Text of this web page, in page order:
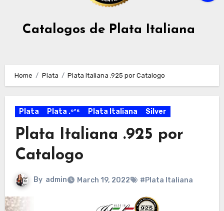
Catalogos de Plata Italiana
Home Plata Plata Italiana .925 por Catalogo
Plata Plata .⁹²⁵ Plata Italiana Silver
Plata Italiana .925 por
Catalogo
By admin March 19, 2022 #Plata Italiana